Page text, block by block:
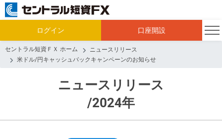
ログイン 口座開設
セントラル短資ＦＸ ホーム
ニュースリリース
米ドル/円キャッシュバックキャンペーンのお知らせ
ニュースリリース
/2024年